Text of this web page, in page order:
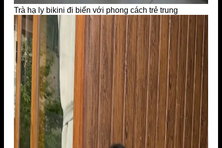
Trà hạ ly bikini đi biển với phong cách trẻ trung